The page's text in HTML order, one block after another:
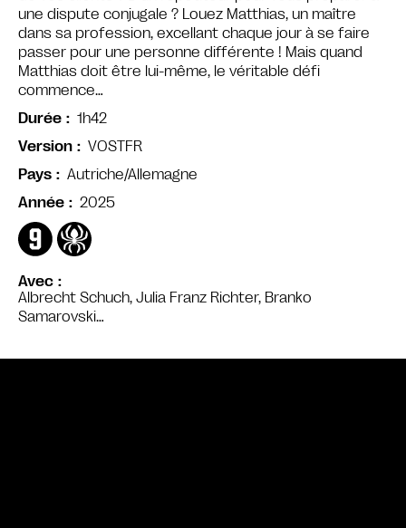
Avec
Albrecht Schuch, Julia Franz Richter, Branko
Samarovski…
une dispute conjugale ? Louez Matthias, un maître
dans sa profession, excellant chaque jour à se faire
passer pour une personne différente ! Mais quand
Matthias doit être lui-même, le véritable défi
commence…
Durée
1h42
Version
VOSTFR
Pays
Autriche/Allemagne
Année
2025